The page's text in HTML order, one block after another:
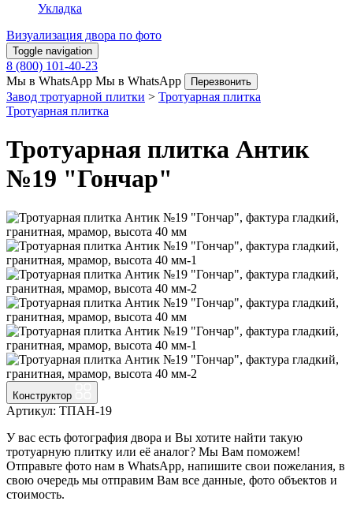
Укладка
Визуализация двора по фото
Toggle navigation
8 (800) 101-40-23
Мы в WhatsApp Мы в WhatsApp Перезвонить
Завод тротуарной плитки > Тротуарная плитка
Тротуарная плитка
Тротуарная плитка Антик
№19 "Гончар"
Конструктор
Артикул: ТПАН-19
У вас есть фотография двора и Вы хотите найти такую
тротуарную плитку или её аналог? Мы Вам поможем!
Отправьте фото нам в WhatsApp, напишите свои пожелания, в
свою очередь мы отправим Вам все данные, фото объектов и
стоимость.